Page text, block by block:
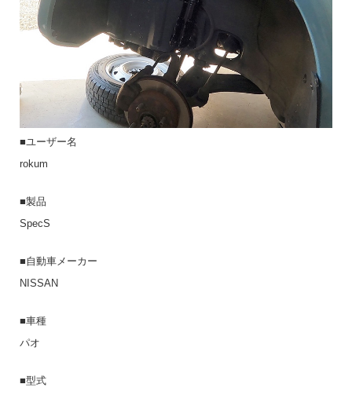
■ユーザー名
rokum
■製品
SpecS
■自動車メーカー
NISSAN
■車種
パオ
■型式